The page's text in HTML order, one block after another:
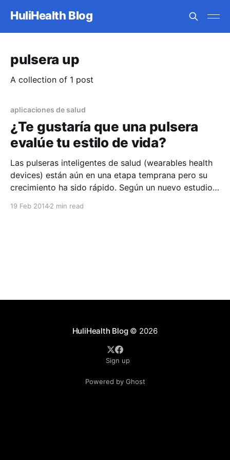
HuliHealth Blog
pulsera up
A collection of 1 post
aplicaciones de salud
¿Te gustaría que una pulsera
evalúe tu estilo de vida?
Las pulseras inteligentes de salud (wearables health
devices) están aún en una etapa temprana pero su
crecimiento ha sido rápido. Según un nuevo estudio
19 Feb 20142 min read
HuliHealth Blog© 2026
Sign up
Powered by Ghost